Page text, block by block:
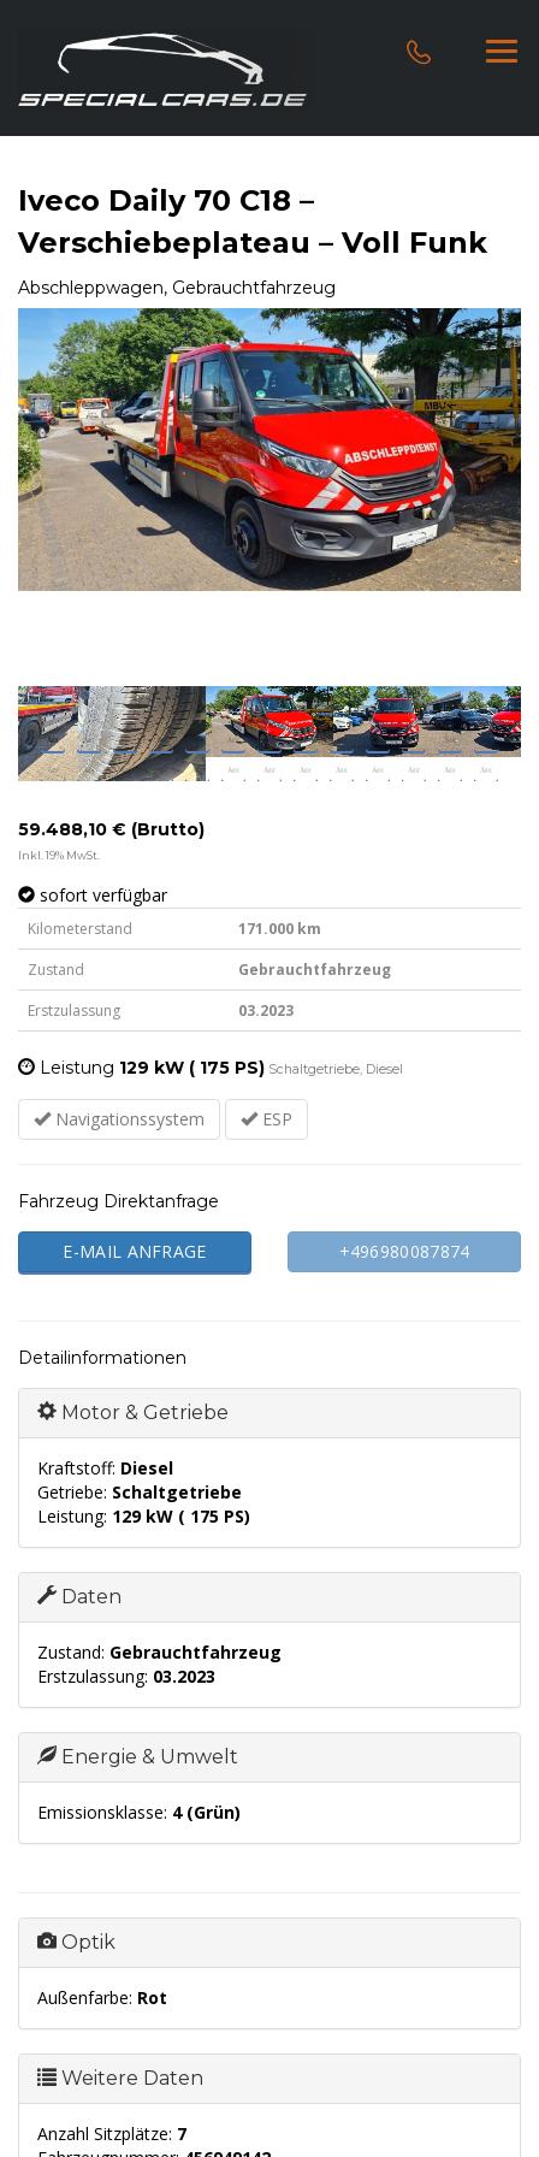
Iveco Daily 70 C18 –
Verschiebeplateau – Voll Funk
Abschleppwagen, Gebrauchtfahrzeug
59.488,10 € (Brutto)
Inkl. 19% MwSt.
sofort verfügbar
Kilometerstand
171.000 km
Zustand
Gebrauchtfahrzeug
Erstzulassung
03.2023
Leistung 129 kW ( 175 PS) Schaltgetriebe, Diesel
Navigationssystem ESP
Fahrzeug Direktanfrage
E-MAIL ANFRAGE +496980087874
Detailinformationen
Motor & Getriebe
Kraftstoff: Diesel
Getriebe: Schaltgetriebe
Leistung: 129 kW ( 175 PS)
Daten
Zustand: Gebrauchtfahrzeug
Erstzulassung: 03.2023
Energie & Umwelt
Emissionsklasse: 4 (Grün)
Optik
Außenfarbe: Rot
Weitere Daten
Anzahl Sitzplätze: 7